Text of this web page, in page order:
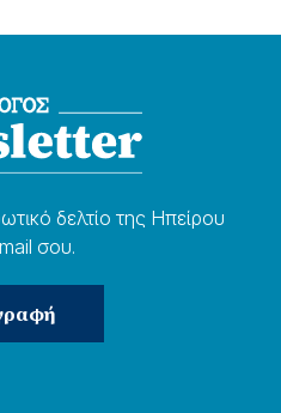
δελτίο της Ηπείρου
σου.